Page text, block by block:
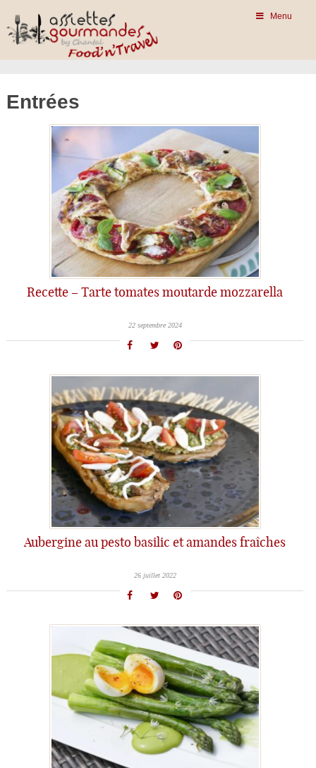
Menu
Entrées
Recette – Tarte tomates moutarde mozzarella
22 septembre 2024
Aubergine au pesto basilic et amandes fraîches
26 juillet 2022